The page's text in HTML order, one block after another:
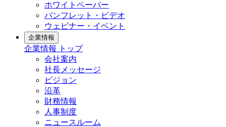
ホワイトペーパー
パンフレット・ビデオ
ウェビナー・イベント
企業情報
企業情報 トップ
会社案内
社長メッセージ
ビジョン
沿革
財務情報
人事制度
ニュースルーム